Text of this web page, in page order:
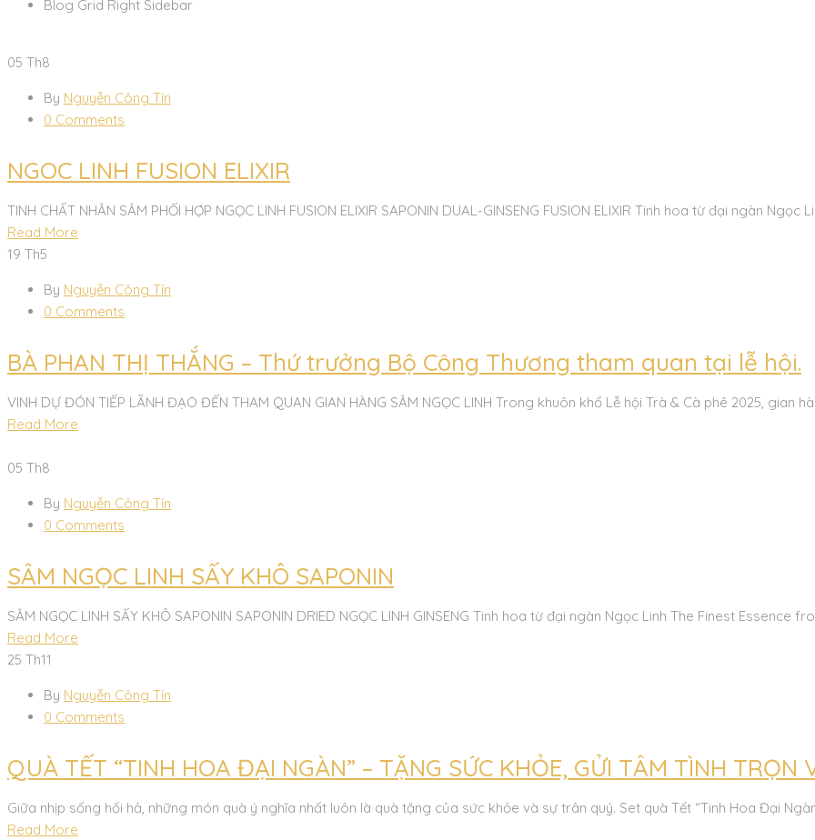
Blog Grid Right Sidebar
05 Th8
By Nguyễn Công Tín
0 Comments
NGOC LINH FUSION ELIXIR
TINH CHẤT NHÂN SÂM PHỐI HỢP NGỌC LINH FUSION ELIXIR SAPONIN DUAL-GINSENG FUSION ELIXIR Tinh hoa từ đại ngàn
Read More
19 Th5
By Nguyễn Công Tín
0 Comments
BÀ PHAN THỊ THẮNG – Thứ trưởng Bộ Công Thương tham quan tại lễ hội.
VINH DỰ ĐÓN TIẾP LÃNH ĐẠO ĐẾN THAM QUAN GIAN HÀNG SÂM NGỌC LINH Trong khuôn khổ Lễ hội Trà & Cà phê 2025, gian
Read More
05 Th8
By Nguyễn Công Tín
0 Comments
SÂM NGỌC LINH SẤY KHÔ SAPONIN
SÂM NGỌC LINH SẤY KHÔ SAPONIN SAPONIN DRIED NGỌC LINH GINSENG Tinh hoa từ đại ngàn Ngọc Linh The Finest Essence
Read More
25 Th11
By Nguyễn Công Tín
0 Comments
QUÀ TẾT “TINH HOA ĐẠI NGÀN” – TẶNG SỨC KHỎE, GỬI TÂM TÌNH TRỌN
Giữa nhịp sống hối hả, những món quà ý nghĩa nhất luôn là quà tặng của sức khỏe và sự trân quý. Set quà Tết “Tinh Hoa Đại
Read More